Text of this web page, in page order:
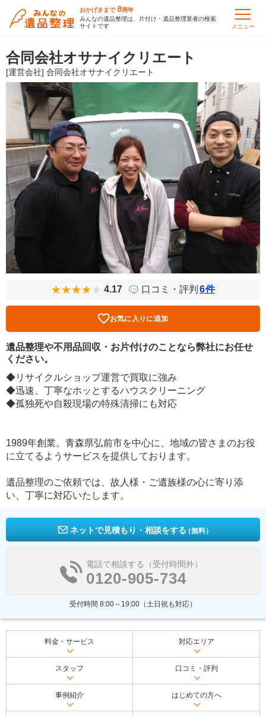
おかげさまで 8周年
みんなの遺品整理は、片付け・遺品整理業者の検索
サイトです
メニュー
合同会社オサナイクリエート
[運営会社] 合同会社オサナイクリエート
4.17 口コミ・評判 6件
お気に入りに追加
遺品整理や不用品回収・お片付けのことなら弊社にお任せ
ください。
◆リサイクルショップ運営で買取に強み
◆迅速、丁寧なホッとするハウスクリーニング
◆孤独死や自殺現場の特殊清掃にも対応
1989年創業。青森県弘前市を中心に、地域の皆さまのお役
に立てるようサービスを提供しております。
遺品整理のご依頼では、故人様・ご遺族様の心に寄り添
い、丁寧に対応いたします。
ネットで見積もり・相談をする（無料）
電話で相談する（受付時間外）
0120-905-734
受付時間 8:00～19:00（土日祝も対応）
料金・サービス 対応エリア
スタッフ 口コミ・評判
事例紹介 はじめての方へ